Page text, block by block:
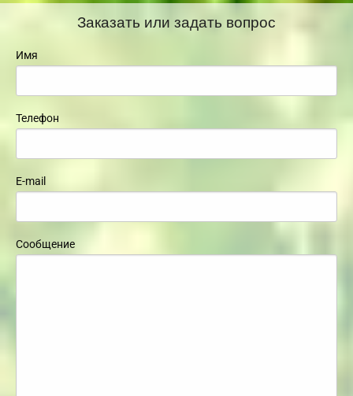
Заказать или задать вопрос
Имя
Телефон
E-mail
Сообщение